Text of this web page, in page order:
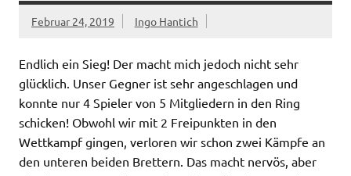
Februar 24, 2019 Ingo Hantich
Endlich ein Sieg! Der macht mich jedoch nicht sehr
glücklich. Unser Gegner ist sehr angeschlagen und
konnte nur 4 Spieler von 5 Mitgliedern in den Ring
schicken! Obwohl wir mit 2 Freipunkten in den
Wettkampf gingen, verloren wir schon zwei Kämpfe an
den unteren beiden Brettern. Das macht nervös, aber